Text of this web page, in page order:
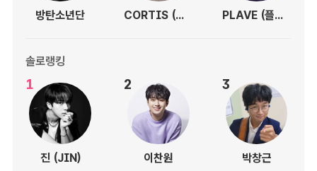
방탄소년단 CORTIS (코르티스) PLAVE (플레이브)
솔로랭킹
1
진 (JIN)
2
이찬원
3
박창근